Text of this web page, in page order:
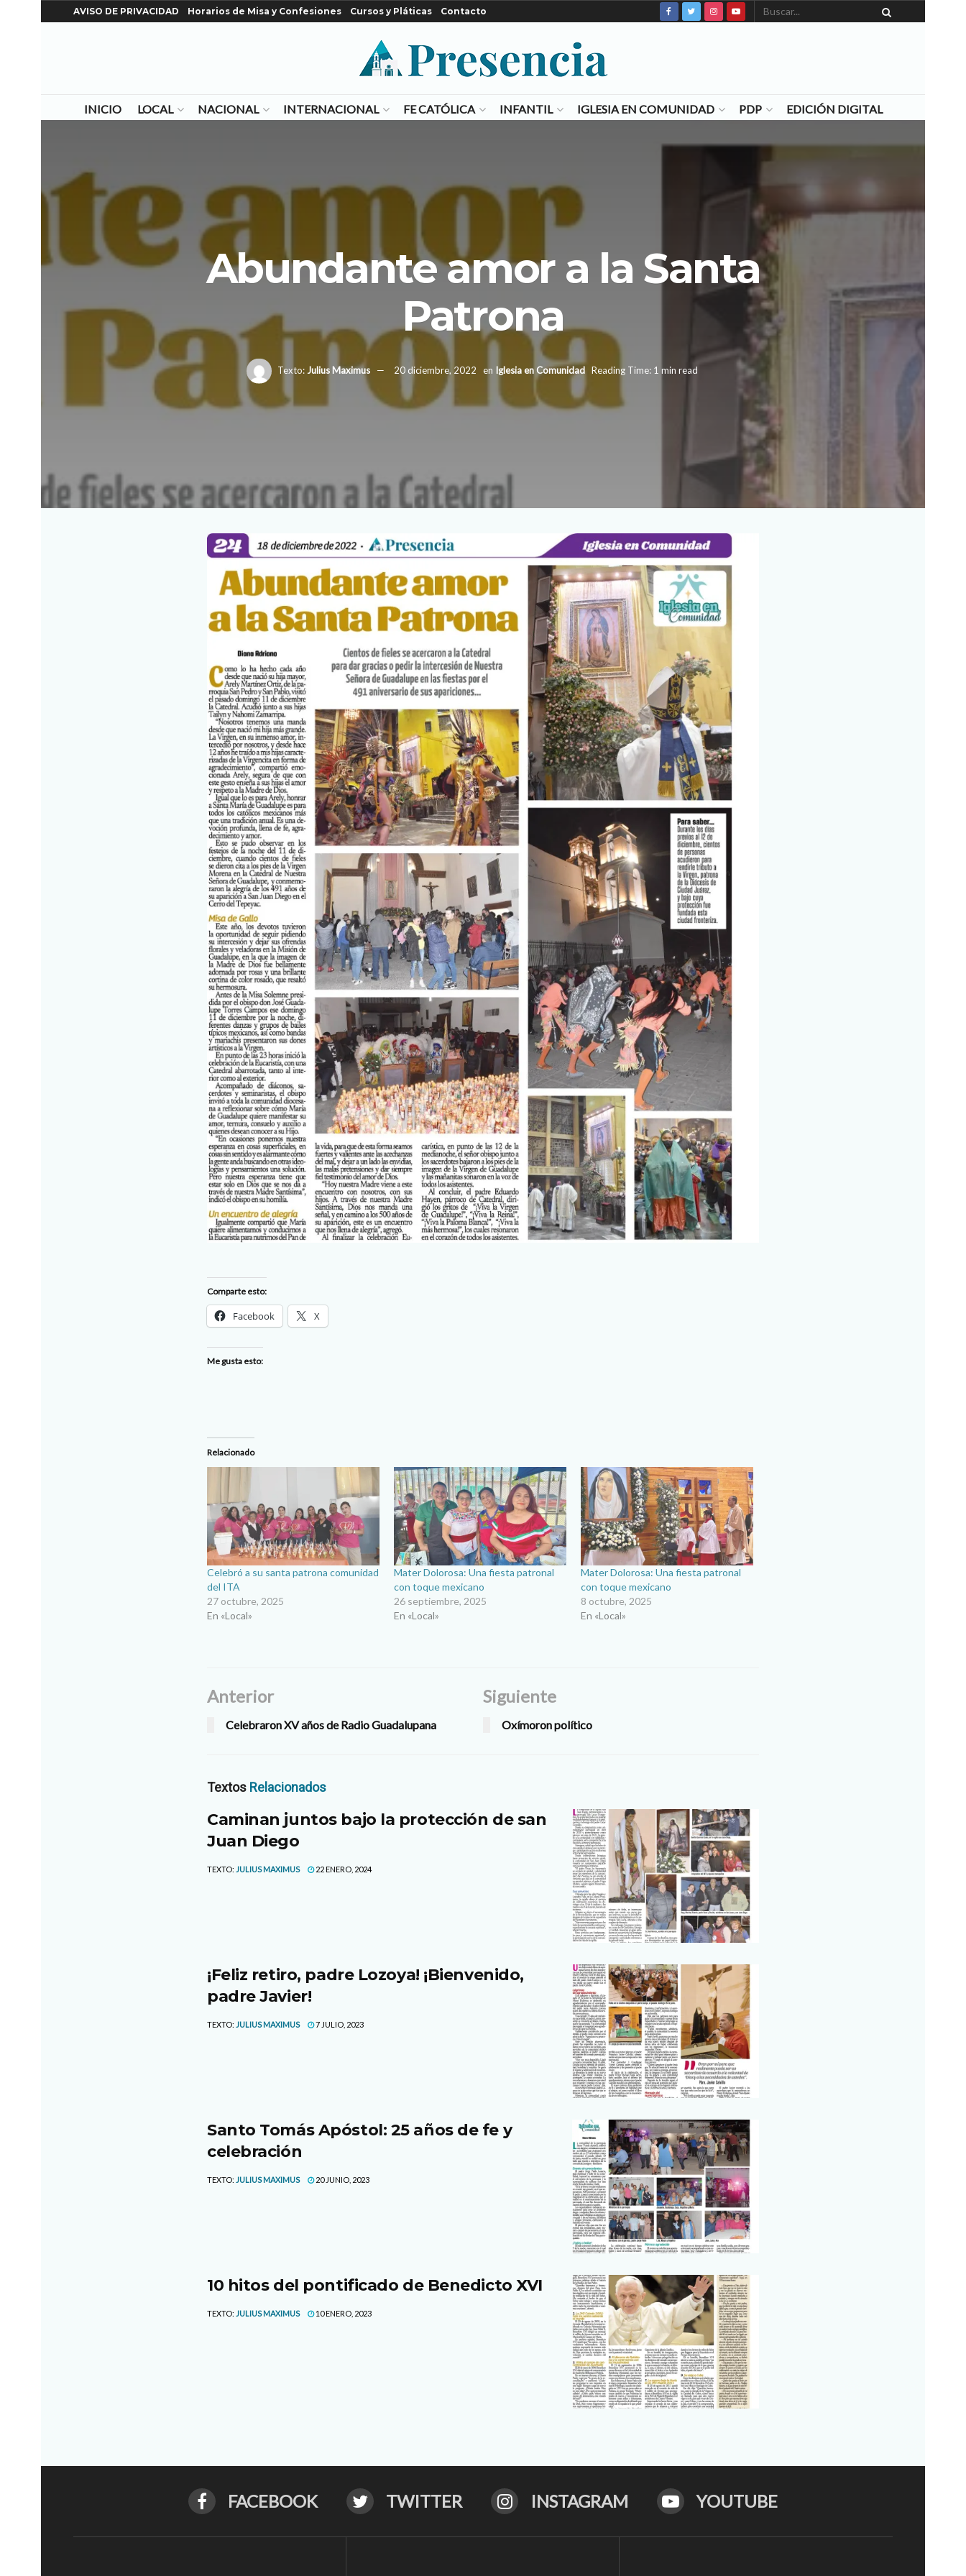
AVISO DE PRIVACIDAD Horarios de Misa y Confesiones Cursos y Pláticas Contacto
INICIO LOCAL NACIONAL INTERNACIONAL FE CATÓLICA INFANTIL IGLESIA EN COMUNIDAD PDP EDICIÓN DIGITAL
Abundante amor a la Santa
Patrona
Texto: Julius Maximus 20 diciembre, 2022 en Iglesia en Comunidad Reading Time: 1 min read
Comparte esto:
Facebook X
Me gusta esto:
Relacionado
Celebró a su santa patrona comunidad
del ITA
27 octubre, 2025
En «Local»
Mater Dolorosa: Una fiesta patronal
con toque mexicano
26 septiembre, 2025
En «Local»
Mater Dolorosa: Una fiesta patronal
con toque mexicano
8 octubre, 2025
En «Local»
Anterior
Celebraron XV años de Radio Guadalupana
Siguiente
Oxímoron político
Textos Relacionados
Caminan juntos bajo la protección de san
Juan Diego
TEXTO: JULIUS MAXIMUS 22 ENERO, 2024
¡Feliz retiro, padre Lozoya! ¡Bienvenido,
padre Javier!
TEXTO: JULIUS MAXIMUS 7 JULIO, 2023
Santo Tomás Apóstol: 25 años de fe y
celebración
TEXTO: JULIUS MAXIMUS 20 JUNIO, 2023
10 hitos del pontificado de Benedicto XVI
TEXTO: JULIUS MAXIMUS 10 ENERO, 2023
FACEBOOK TWITTER INSTAGRAM YOUTUBE